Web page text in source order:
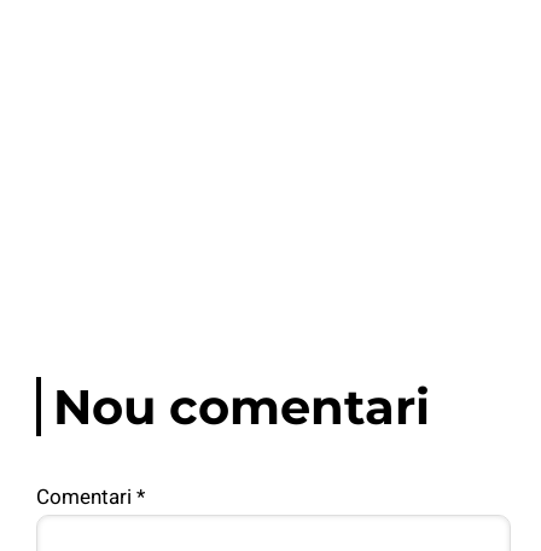
Nou comentari
Comentari *